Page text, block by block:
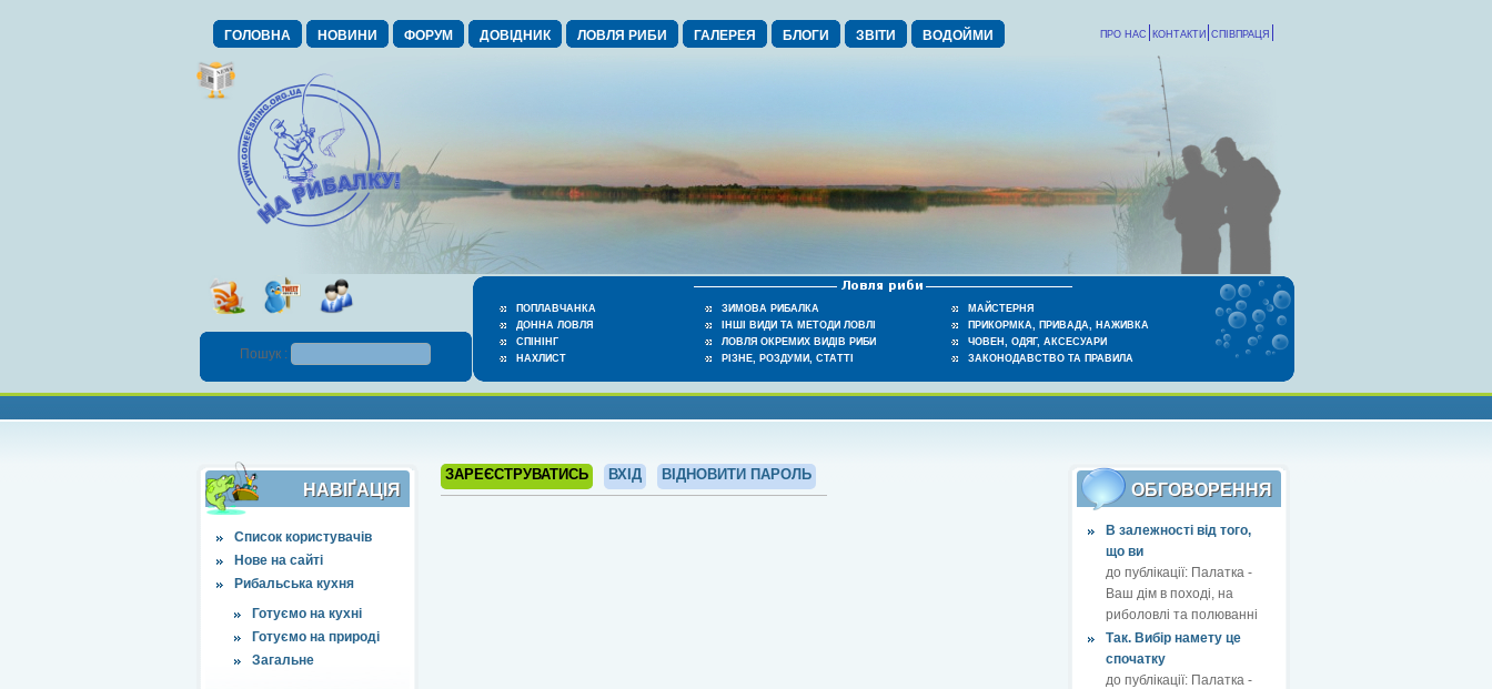
ГОЛОВНА НОВИНИ ФОРУМ ДОВІДНИК ЛОВЛЯ РИБИ ГАЛЕРЕЯ БЛОГИ ЗВІТИ ВОДОЙМИ СПІВПРАЦЯ
КОНТАКТИ
ПРО НАС
ПОПЛАВЧАНКА
ДОННА ЛОВЛЯ
СПІНІНГ
НАХЛИСТ
ЗИМОВА РИБАЛКА
ІНШІ ВИДИ ТА МЕТОДИ ЛОВЛІ
ЛОВЛЯ ОКРЕМИХ ВИДІВ РИБИ
РІЗНЕ, РОЗДУМИ, СТАТТІ
МАЙСТЕРНЯ
ПРИКОРМКА, ПРИВАДА, НАЖИВКА
ЧОВЕН, ОДЯГ, АКСЕСУАРИ
ЗАКОНОДАВСТВО ТА ПРАВИЛА
Пошук :
НАВІҐАЦІЯ
Список користувачів
Нове на сайті
Рибальська кухня
Готуємо на кухні
Готуємо на природі
Загальне
ЗАРЕЄСТРУВАТИСЬ ВХІД ВІДНОВИТИ ПАРОЛЬ
ОБГОВОРЕННЯ
В залежності від того,
що ви
до публікації: Палатка -
Ваш дім в поході, на
риболовлі та полюванні
Так. Вибір намету це
спочатку
до публікації: Палатка -